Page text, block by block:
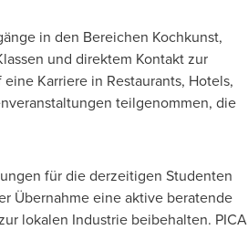
in den Bereichen Kochkunst,
und direktem Kontakt zur
Karriere in Restaurants, Hotels,
teilgenommen, die
für die derzeitigen Studenten
Übernahme eine aktive beratende
lokalen Industrie beibehalten. PICA